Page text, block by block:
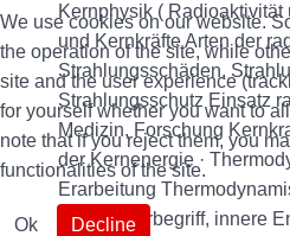
Kernphysik ( Radioaktivität
und Kernkräfte Arten der
Strahlungsschäden,
Strahlungsschutz Einsatz
Medizin, Forschung
der Kernenergie ·
Erarbeitung
Temperaturbegriff, innere
We use cookies on our website.
the operation of the site, while
site and the user experience
for yourself whether you want to
note that if you reject them, you
functionalities of the site.
Ok
Decline